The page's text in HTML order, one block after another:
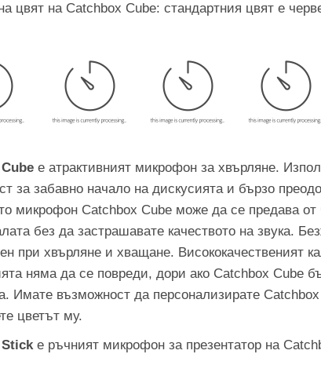
цвят на Catchbox Cube: стандартния цвят е
е атрактивният микрофон за хвърляне.
за забавно начало на дискусията и бързо
микрофон Catchbox Cube може да се предава
без да застрашавате качеството на звука.
при хвърляне и хващане. Висококачественият
няма да се повреди, дори ако Catchbox Cube
Имате възможност да персонализирате
цветът му.
е ръчният микрофон за презентатор на